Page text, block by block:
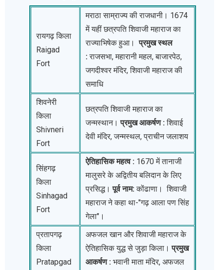
रायगढ़ किला
Raigad
Fort
मराठा साम्राज्य की राजधानी। 1674
में यहीं छत्रपति शिवाजी महाराज का
राज्याभिषेक हुआ।प्रमुख स्थल
:राजसभा, महारानी महल, बाजारपेठ,
जगदीश्वर मंदिर, शिवाजी महाराज की
समाधि
शिवनेरी
किला
Shivneri
Fort
छत्रपति शिवाजी महाराज का
जन्मस्थान।प्रमुख आकर्षण :शिवाई
देवी मंदिर, जन्मस्थल, प्राचीन जलाशय
सिंहगढ़
किला
Sinhagad
Fort
ऐतिहासिक महत्व : 1670 में तानाजी
मालुसरे के अद्वितीय बलिदान के लिए
प्रसिद्ध।पूर्व नाम:कोंढाणा। शिवाजी
महाराज ने कहा था-"गढ़ आला पण सिंह
गेला"।
प्रतापगढ़
किला
Pratapgad
अफजल खान और शिवाजी महाराज के
ऐतिहासिक युद्ध से जुड़ा किला।प्रमुख
आकर्षण : भवानी माता मंदिर, अफजल